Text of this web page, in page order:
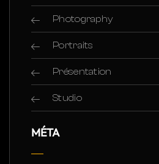
Photography
Portraits
Présentation
Studio
MÉTA